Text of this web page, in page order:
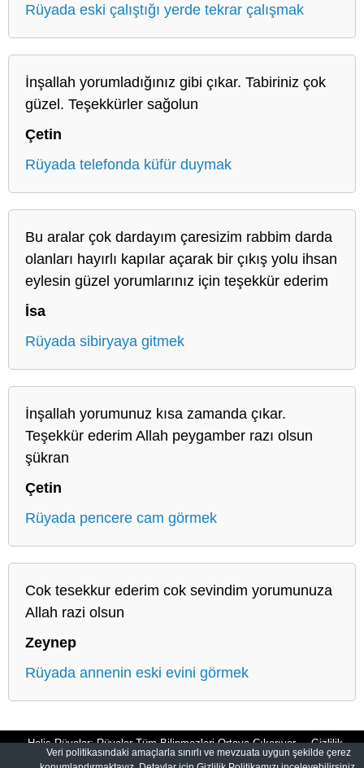
Rüyada eski çalıştığı yerde tekrar çalışmak
İnşallah yorumladığınız gibi çıkar. Tabiriniz çok
güzel. Teşekkürler sağolun
Çetin
Rüyada telefonda küfür duymak
Bu aralar çok dardayım çaresizim rabbim darda
olanları hayırlı kapılar açarak bir çıkış yolu ihsan
eylesin güzel yorumlarınız için teşekkür ederim
İsa
Rüyada sibiryaya gitmek
İnşallah yorumunuz kısa zamanda çıkar.
Teşekkür ederim Allah peygamber razı olsun
şükran
Çetin
Rüyada pencere cam görmek
Cok tesekkur ederim cok sevindim yorumunuza
Allah razi olsun
Zeynep
Rüyada annenin eski evini görmek
Halis Rüyalar: Rüyalar Tüm Bilinmezleri Ortaya Çıkarıyor Gizlilik
Veri politikasındaki amaçlarla sınırlı ve mevzuata uygun şekilde çerez